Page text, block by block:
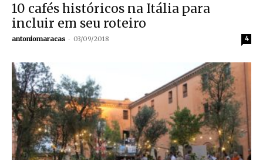
10 cafés históricos na Itália para
incluir em seu roteiro
antoniomaracas - 03/09/2018 4